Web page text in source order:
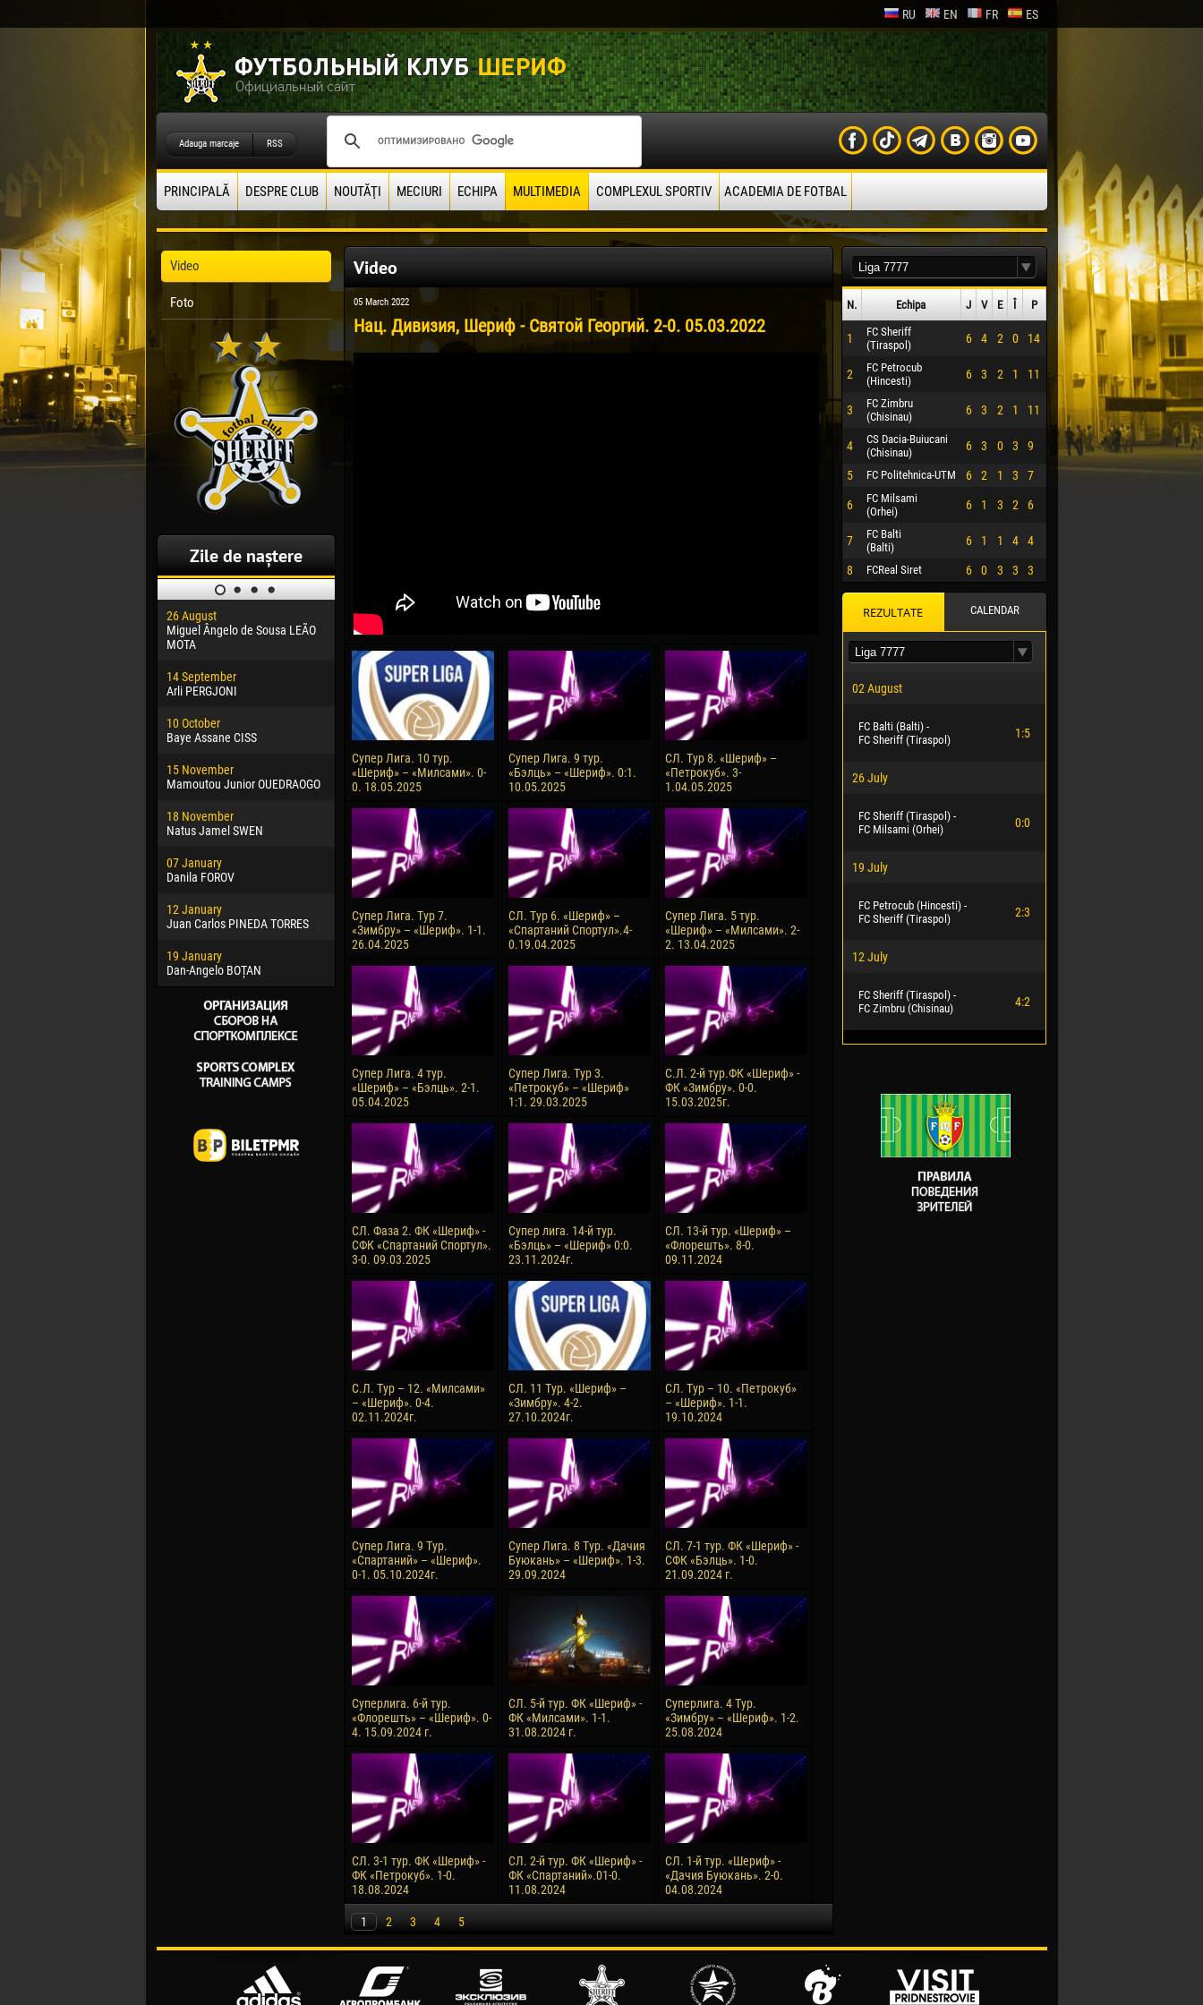
RU EN FR ES
Adauga marcaje RSS
PRINCIPALĂ DESPRE CLUB NOUTĂŢI MECIURI ECHIPA MULTIMEDIA COMPLEXUL SPORTIV ACADEMIA DE FOTBAL
Video
Foto
Zile de naștere
26 August
Miguel Ângelo de Sousa LEÃO
MOTA
14 September
Arli PERGJONI
10 October
Baye Assane CISS
15 November
Mamoutou Junior OUEDRAOGO
18 November
Natus Jamel SWEN
07 January
Danila FOROV
12 January
Juan Carlos PINEDA TORRES
19 January
Dan-Angelo BOȚAN
30 January
Dhoraso Moreo KLAS
24 February
Vladislav COSTIN
02 March
Veaceslav COZMA
09 March
Emmanuel AFETSE
Jayder Moreno ASPRILLA
22 March
Samba KONÉ
26 March
Vitor Hugo Morais de OLIVEIRA
28 March
04 May
13 May
Renat JOSAN
24 May
Nicolaе CEBOTARI
15 June
Konan Jaures-Ulrich LOUKOU
Victor CIUMAȘU
28 June
Soumaila MAGASSOUBA
10 July
Bourama FOMBA
15 July
Jair Ameth MODELO HERRERA
21 July
Emil TIMBUR
24 July
Mihail COROTCOV
27 July
Vladimir FRATEA
Video
05 March 2022
Нац. Дивизия, Шериф - Святой Георгий. 2-0. 05.03.2022
Супер Лига. 10 тур.
«Шериф» – «Милсами». 0-
0. 18.05.2025
Супер Лига. 9 тур.
«Бэлць» – «Шериф». 0:1.
10.05.2025
СЛ. Тур 8. «Шериф» –
«Петрокуб». 3-
1.04.05.2025
Супер Лига. Тур 7.
«Зимбру» – «Шериф». 1-1.
26.04.2025
СЛ. Тур 6. «Шериф» –
«Спартаний Спортул».4-
0.19.04.2025
Супер Лига. 5 тур.
«Шериф» – «Милсами». 2-
2. 13.04.2025
Супер Лига. 4 тур.
«Шериф» – «Бэлць». 2-1.
05.04.2025
Супер Лига. Тур 3.
«Петрокуб» – «Шериф»
1:1. 29.03.2025
С.Л. 2-й тур.ФК «Шериф» -
ФК «Зимбру». 0-0.
15.03.2025г.
СЛ. Фаза 2. ФК «Шериф» -
СФК «Спартаний Спортул».
3-0. 09.03.2025
Супер лига. 14-й тур.
«Бэлць» – «Шериф» 0:0.
23.11.2024г.
СЛ. 13-й тур. «Шериф» –
«Флорешть». 8-0.
09.11.2024
С.Л. Тур – 12. «Милсами»
– «Шериф». 0-4.
02.11.2024г.
СЛ. 11 Тур. «Шериф» –
«Зимбру». 4-2.
27.10.2024г.
СЛ. Тур – 10. «Петрокуб»
– «Шериф». 1-1.
19.10.2024
Супер Лига. 9 Тур.
«Спартаний» – «Шериф».
0-1. 05.10.2024г.
Супер Лига. 8 Тур. «Дачия
Буюкань» – «Шериф». 1-3.
29.09.2024
СЛ. 7-1 тур. ФК «Шериф» -
СФК «Бэлць». 1-0.
21.09.2024 г.
Суперлига. 6-й тур.
«Флорешть» – «Шериф». 0-
4. 15.09.2024 г.
СЛ. 5-й тур. ФК «Шериф» -
ФК «Милсами». 1-1.
31.08.2024 г.
Суперлига. 4 Тур.
«Зимбру» – «Шериф». 1-2.
25.08.2024
СЛ. 3-1 тур. ФК «Шериф» -
ФК «Петрокуб». 1-0.
18.08.2024
СЛ. 2-й тур. ФК «Шериф» -
ФК «Спартаний».01-0.
11.08.2024
СЛ. 1-й тур. «Шериф» -
«Дачия Буюкань». 2-0.
04.08.2024
1 2 3 4 5
N. Echipa J V E Î P
1
FC Sheriff
(Tiraspol)
6 4 2 0 14
2
FC Petrocub
(Hincesti)
6 3 2 1 11
3
FC Zimbru
(Chisinau)
6 3 2 1 11
4
CS Dacia-Buiucani
(Chisinau)
6 3 0 3 9
5 FC Politehnica-UTM 6 2 1 3 7
6
FC Milsami
(Orhei)
6 1 3 2 6
7
FC Balti
(Balti)
6 1 1 4 4
8 FCReal Siret 6 0 3 3 3
REZULTATE CALENDAR
02 August
FC Balti (Balti) -
FC Sheriff (Tiraspol)
1:5
26 July
FC Sheriff (Tiraspol) -
FC Milsami (Orhei)
0:0
19 July
FC Petrocub (Hincesti) -
FC Sheriff (Tiraspol)
2:3
12 July
FC Sheriff (Tiraspol) -
FC Zimbru (Chisinau)
4:2